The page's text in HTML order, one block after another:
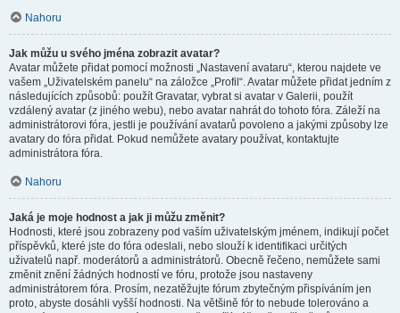
Nahoru
Jak můžu u svého jména zobrazit avatar?
Avatar můžete přidat pomocí možnosti „Nastavení avataru“, kterou najdete ve
vašem „Uživatelském panelu“ na záložce „Profil“. Avatar můžete přidat jedním z
následujících způsobů: použít Gravatar, vybrat si avatar v Galerii, použít
vzdálený avatar (z jiného webu), nebo avatar nahrát do tohoto fóra. Záleží na
administrátorovi fóra, jestli je používání avatarů povoleno a jakými způsoby lze
avatary do fóra přidat. Pokud nemůžete avatary používat, kontaktujte
administrátora fóra.
Nahoru
Jaká je moje hodnost a jak ji můžu změnit?
Hodnosti, které jsou zobrazeny pod vaším uživatelským jménem, indikují počet
příspěvků, které jste do fóra odeslali, nebo slouží k identifikaci určitých
uživatelů např. moderátorů a administrátorů. Obecně řečeno, nemůžete sami
změnit znění žádných hodností ve fóru, protože jsou nastaveny
administrátorem fóra. Prosím, nezatěžujte fórum zbytečným přispíváním jen
proto, abyste dosáhli vyšší hodnosti. Na většině fór to nebude tolerováno a